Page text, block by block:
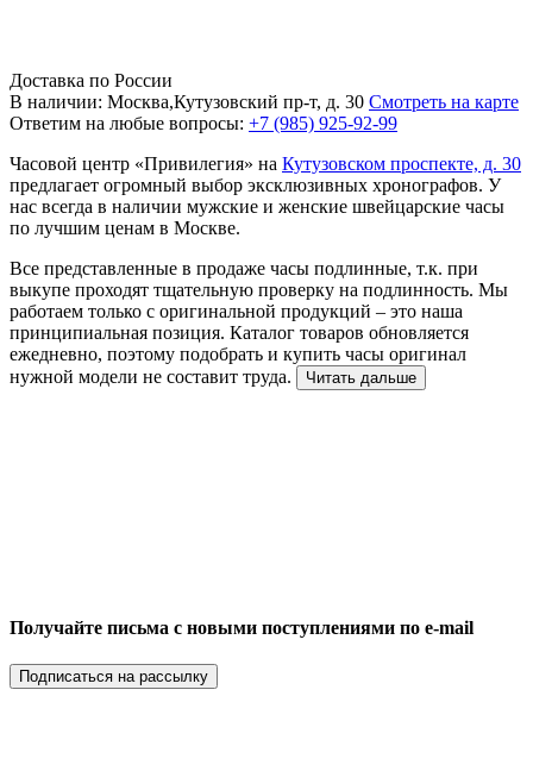
Доставка по России
В наличии: Москва,Кутузовский пр-т, д. 30 Смотреть на карте
Ответим на любые вопросы: +7 (985) 925-92-99
Часовой центр «Привилегия» на Кутузовском проспекте, д. 30
предлагает огромный выбор эксклюзивных хронографов. У
нас всегда в наличии мужские и женские швейцарские часы
по лучшим ценам в Москве.
Все представленные в продаже часы подлинные, т.к. при
выкупе проходят тщательную проверку на подлинность. Мы
работаем только с оригинальной продукций – это наша
принципиальная позиция. Каталог товаров обновляется
ежедневно, поэтому подобрать и купить часы оригинал
нужной модели не составит труда.
Читать дальше
Получайте письма с новыми поступлениями по e-mail
Подписаться на рассылку